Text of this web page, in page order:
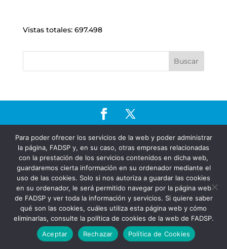
Vistas totales: 697.498
Privacidad|Política de Cookies
Para poder ofrecer los servicios de la web y poder administrar
la página, FADSP y, en su caso, otras empresas relacionadas
con la prestación de los servicios contenidos en dicha web,
guardaremos cierta información en su ordenador mediante el
uso de las cookies. Solo si nos autoriza a guardar las cookies
en su ordenador, le será permitido navegar por la página web
de FADSP y ver toda la información y servicios. Si quiere saber
qué son las cookies, cuáles utiliza esta página web y cómo
eliminarlas, consulte la política de cookies de la web de FADSP.
Aceptar
Rechazar Política de Cookies